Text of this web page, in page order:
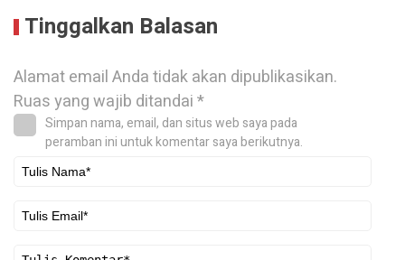
Tinggalkan Balasan
Alamat email Anda tidak akan dipublikasikan.
Ruas yang wajib ditandai*
Simpan nama, email, dan situs web saya pada
peramban ini untuk komentar saya berikutnya.